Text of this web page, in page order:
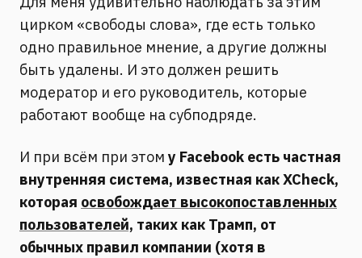
цирком «свободы слова», где есть только
одно правильное мнение, а другие должны
быть удалены. И это должен решить
модератор и его руководитель, которые
работают вообще на субподряде.
И при всём при этом у Facebook есть частная
внутренняя система, известная как XCheck,
которая освобождает высокопоставленных
пользователей, таких как Трамп, от
обычных правил компании (хотя в